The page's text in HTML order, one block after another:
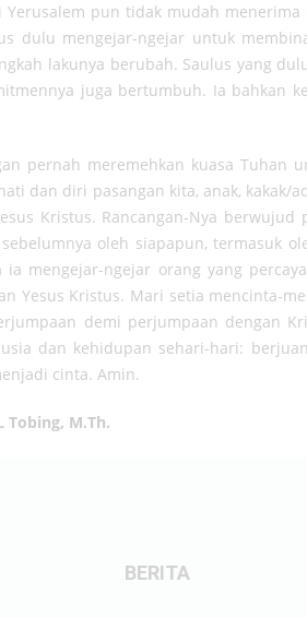
Yerusalem pun tidak mudah
dulu mengejar-ngejar untuk
lakunya berubah. Saulus yang
juga bertumbuh. Ia bahkan
pernah meremehkan kuasa Tuhan
dan diri pasangan kita, anak, kakak/
Kristus. Rancangan-Nya
oleh siapapun, termasuk
mengejar-ngejar orang yang
Yesus Kristus. Mari setia mencinta-
demi perjumpaan dengan
dan kehidupan sehari-hari:
cinta. Amin.
Tobing, M.Th.
BERITA